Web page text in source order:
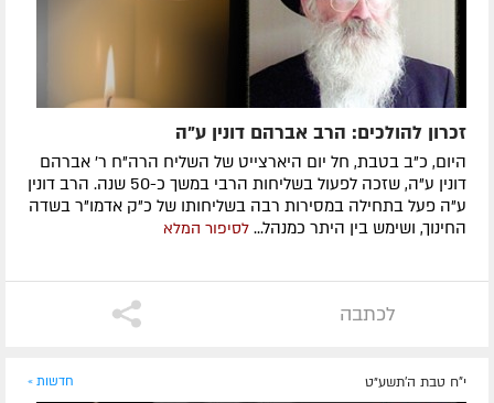
זכרון להולכים: הרב אברהם דונין ע"ה
היום, כ"ב בטבת, חל יום היארצייט של השליח הרה"ח ר' אברהם
דונין ע"ה, שזכה לפעול בשליחות הרבי במשך כ-50 שנה. הרב דונין
ע"ה פעל בתחילה במסירות רבה בשליחותו של כ"ק אדמו"ר בשדה
החינוך, ושימש בין היתר כמנהל... לסיפור המלא
לכתבה
י"ח טבת ה׳תשע״ט חדשות »